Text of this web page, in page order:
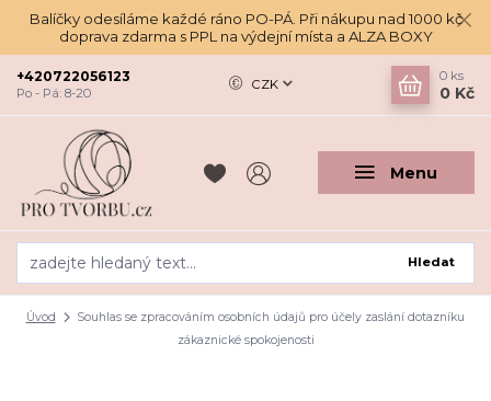
Balíčky odesíláme každé ráno PO-PÁ. Při nákupu nad 1000 kč
doprava zdarma s PPL na výdejní místa a ALZA BOXY
Menu
CZK
Hledat
+420722056123
Po - Pá: 8-20
0 ks
0 Kč
Úvod
Souhlas se zpracováním osobních údajů pro účely zaslání dotazníku
zákaznické spokojenosti